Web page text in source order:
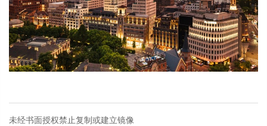
未经书面授权禁止复制或建立镜像